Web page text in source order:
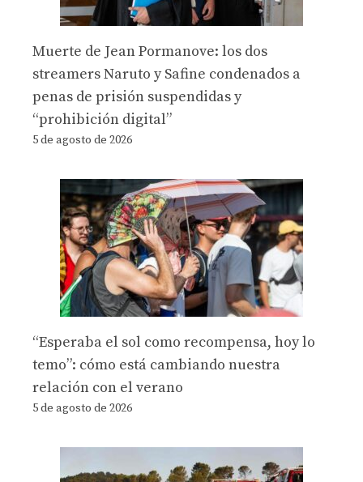
Muerte de Jean Pormanove: los dos
streamers Naruto y Safine condenados a
penas de prisión suspendidas y
“prohibición digital”
5 de agosto de 2026
“Esperaba el sol como recompensa, hoy lo
temo”: cómo está cambiando nuestra
relación con el verano
5 de agosto de 2026